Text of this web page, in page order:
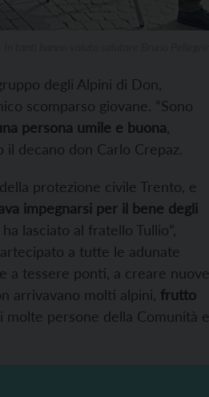
degli Alpini di Don,
scomparso giovane. “Sono
persona umile e buona
il decano don Carlo Crepaz.
protezione civile Trento, e
impegnarsi per il bene degli
lasciato al fratello Tullio”,
a tutte le adunate
a tessere ponti, a creare nuove
arrivavano molti alpini, frutto
molte persone della Comunità e